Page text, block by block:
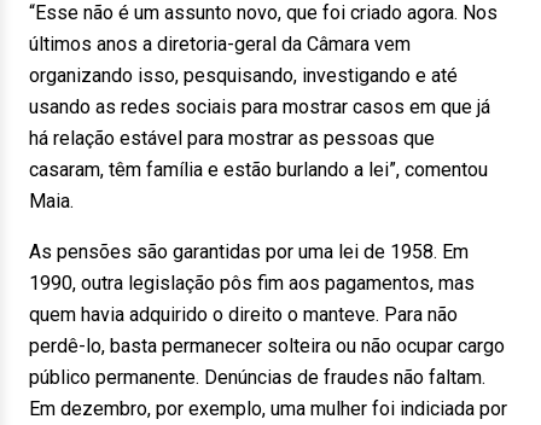
“Esse não é um assunto novo, que foi criado agora. Nos
últimos anos a diretoria-geral da Câmara vem
organizando isso, pesquisando, investigando e até
usando as redes sociais para mostrar casos em que já
há relação estável para mostrar as pessoas que
casaram, têm família e estão burlando a lei”, comentou
Maia.
As pensões são garantidas por uma lei de 1958. Em
1990, outra legislação pôs fim aos pagamentos, mas
quem havia adquirido o direito o manteve. Para não
perdê-lo, basta permanecer solteira ou não ocupar cargo
público permanente. Denúncias de fraudes não faltam.
Em dezembro, por exemplo, uma mulher foi indiciada por